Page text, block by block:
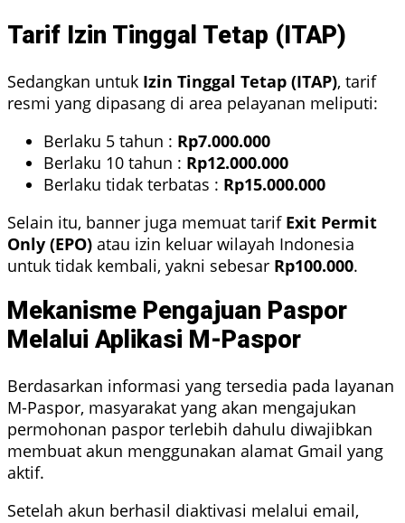
Tarif Izin Tinggal Tetap (ITAP)
Sedangkan untuk Izin Tinggal Tetap (ITAP), tarif
resmi yang dipasang di area pelayanan meliputi:
Berlaku 5 tahun : Rp7.000.000
Berlaku 10 tahun : Rp12.000.000
Berlaku tidak terbatas : Rp15.000.000
Selain itu, banner juga memuat tarif Exit Permit
Only (EPO) atau izin keluar wilayah Indonesia
untuk tidak kembali, yakni sebesar Rp100.000.
Mekanisme Pengajuan Paspor
Melalui Aplikasi M-Paspor
Berdasarkan informasi yang tersedia pada layanan
M-Paspor, masyarakat yang akan mengajukan
permohonan paspor terlebih dahulu diwajibkan
membuat akun menggunakan alamat Gmail yang
aktif.
Setelah akun berhasil diaktivasi melalui email,